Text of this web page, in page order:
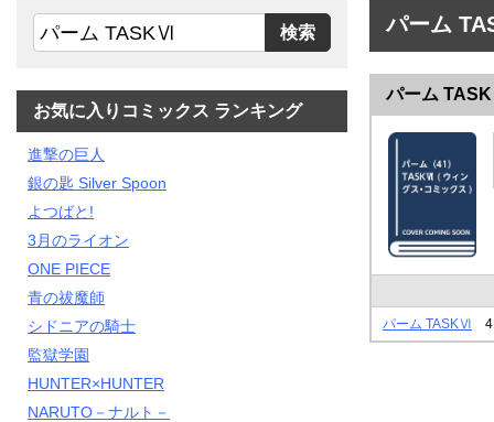
パーム
パーム
パーム TASKⅥ
お気に入りコミックス ランキング
進撃の巨人
銀の匙 Silver Spoon
よつばと!
3月のライオン
ONE PIECE
青の祓魔師
シドニアの騎士
監獄学園
HUNTER×HUNTER
NARUTO－ナルト－